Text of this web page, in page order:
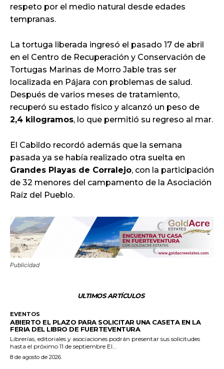
respeto por el medio natural desde edades
tempranas.
La tortuga liberada ingresó el pasado 17 de abril
en el Centro de Recuperación y Conservación de
Tortugas Marinas de Morro Jable tras ser
localizada en Pájara con problemas de salud.
Después de varios meses de tratamiento,
recuperó su estado físico y alcanzó un peso de
2,4 kilogramos, lo que permitió su regreso al mar.
El Cabildo recordó además que la semana
pasada ya se había realizado otra suelta en
Grandes Playas de Corralejo, con la participación
de 32 menores del campamento de la Asociación
Raíz del Pueblo.
Publicidad
ULTIMOS ARTÍCULOS
EVENTOS
ABIERTO EL PLAZO PARA SOLICITAR UNA CASETA EN LA
FERIA DEL LIBRO DE FUERTEVENTURA
Librerías, editoriales y asociaciones podrán presentar sus solicitudes
hasta el próximo 11 de septiembre El...
8 de agosto de 2026